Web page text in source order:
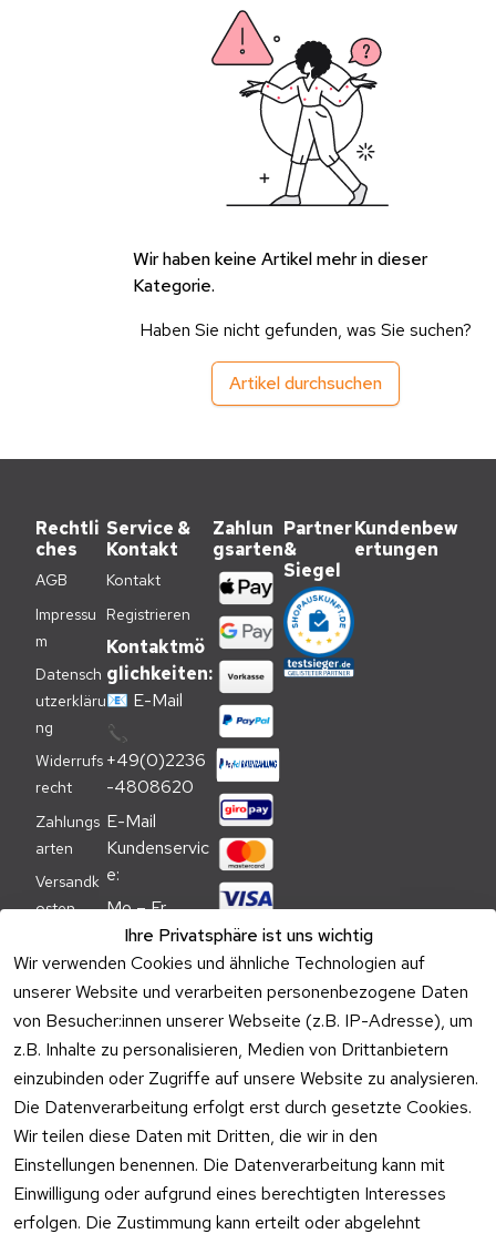
Wir haben keine Artikel mehr in dieser
Kategorie.
Haben Sie nicht gefunden, was Sie suchen?
Artikel durchsuchen
Ihre Privatsphäre ist uns wichtig
Wir verwenden Cookies und ähnliche Technologien auf
unserer Website und verarbeiten personenbezogene Daten
von Besucher:innen unserer Webseite (z.B. IP-Adresse), um
z.B. Inhalte zu personalisieren, Medien von Drittanbietern
einzubinden oder Zugriffe auf unsere Website zu analysieren.
Die Datenverarbeitung erfolgt erst durch gesetzte Cookies.
Wir teilen diese Daten mit Dritten, die wir in den
Einstellungen benennen. Die Datenverarbeitung kann mit
Einwilligung oder aufgrund eines berechtigten Interesses
erfolgen. Die Zustimmung kann erteilt oder abgelehnt
Rechtli
ches
AGB
Impressu
m
Datensch
utzerkläru
ng
Widerrufs
recht
Zahlungs
arten
Versandk
osten
nweis
Verpacku
ngshinwei
se
Altgeräte
-
Entsorgu
ng
Vertrag
Service &
Kontakt
Kontakt
Registrieren
Kontaktmö
glichkeiten:
📧 E-Mail
📞
+49(0)2236
-4808620
E-Mail
Kundenservic
e:
Mo – Fr
09:00 –
17:00 Uhr
Telefon
Kundenservic
e:
Mo – Fr 11:00
– 15:00 Uhr
Zahlun
gsarten
Versa
ndpa
rtner
Partner
&
Siegel
Kundenbew
ertungen